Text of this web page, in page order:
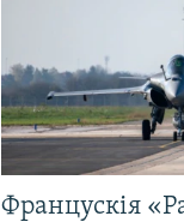
Францускія